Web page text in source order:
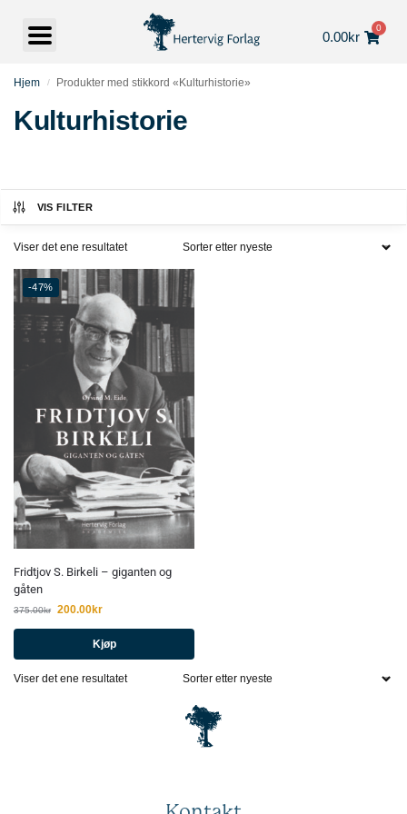
0.00kr
0
Hjem / Produkter med stikkord «Kulturhistorie»
Kulturhistorie
VIS FILTER
Viser det ene resultatet
-47%
Fridtjov S. Birkeli – giganten og
gåten
375.00kr 200.00kr
Kjøp
Viser det ene resultatet